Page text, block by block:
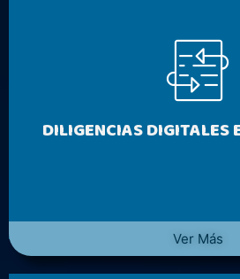
DILIGENCIAS DIGITALES
Ver Más